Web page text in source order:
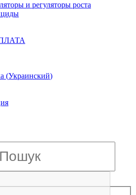
и регуляторы роста
(Украинский)